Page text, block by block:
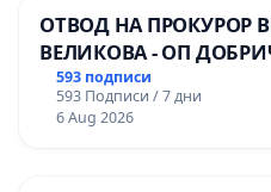
ОТВОД НА ПРОКУРОР
ВЕЛИКОВА - ОП
593 подписи
593 Подписи / 7 дни
6 Aug 2026